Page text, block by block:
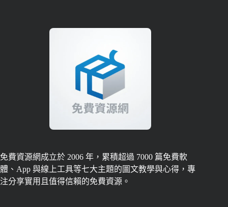
免費資源網成立於 2006 年，累積超過 7000 篇免費軟
體、App 與線上工具等七大主題的圖文教學與心得，專
注分享實用且值得信賴的免費資源。